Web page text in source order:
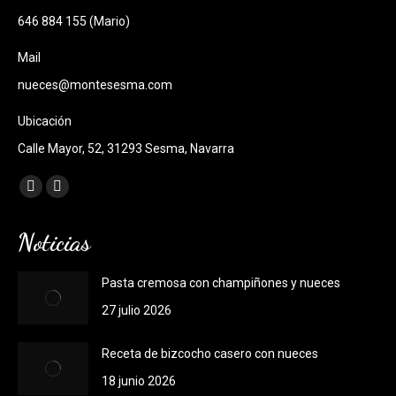
646 884 155 (Mario)
Mail
nueces@montesesma.com
Ubicación
Calle Mayor, 52, 31293 Sesma, Navarra
Encuéntranos en:
Facebook
opens
new
Instagram
opens
new
Noticias
Pasta cremosa con champiñones y nueces
27 julio 2026
Receta de bizcocho casero con nueces
18 junio 2026